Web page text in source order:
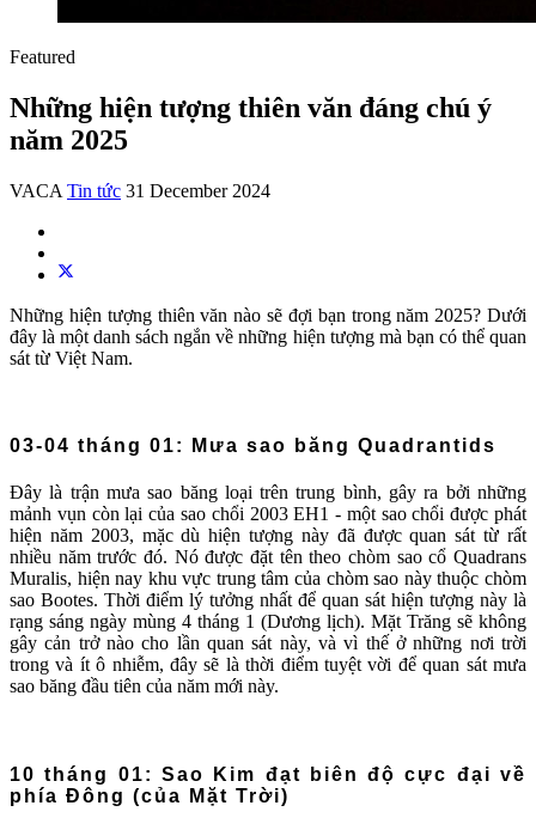
Featured
Những hiện tượng thiên văn đáng chú ý
năm 2025
VACA Tin tức 31 December 2024
Những hiện tượng thiên văn nào sẽ đợi bạn trong năm 2025? Dưới
đây là một danh sách ngắn về những hiện tượng mà bạn có thể quan
sát từ Việt Nam.
03-04 tháng 01: Mưa sao băng Quadrantids
Đây là trận mưa sao băng loại trên trung bình, gây ra bởi những
mảnh vụn còn lại của sao chổi 2003 EH1 - một sao chổi được phát
hiện năm 2003, mặc dù hiện tượng này đã được quan sát từ rất
nhiều năm trước đó. Nó được đặt tên theo chòm sao cổ Quadrans
Muralis, hiện nay khu vực trung tâm của chòm sao này thuộc chòm
sao Bootes. Thời điểm lý tưởng nhất để quan sát hiện tượng này là
rạng sáng ngày mùng 4 tháng 1 (Dương lịch). Mặt Trăng sẽ không
gây cản trở nào cho lần quan sát này, và vì thế ở những nơi trời
trong và ít ô nhiễm, đây sẽ là thời điểm tuyệt vời để quan sát mưa
sao băng đầu tiên của năm mới này.
10 tháng 01: Sao Kim đạt biên độ cực đại về
phía Đông (của Mặt Trời)